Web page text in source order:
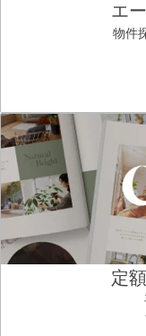
エ
物件
定